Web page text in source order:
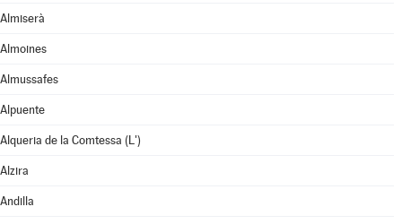
Almiserà
Almoines
Almussafes
Alpuente
Alqueria de la Comtessa (L')
Alzira
Andilla